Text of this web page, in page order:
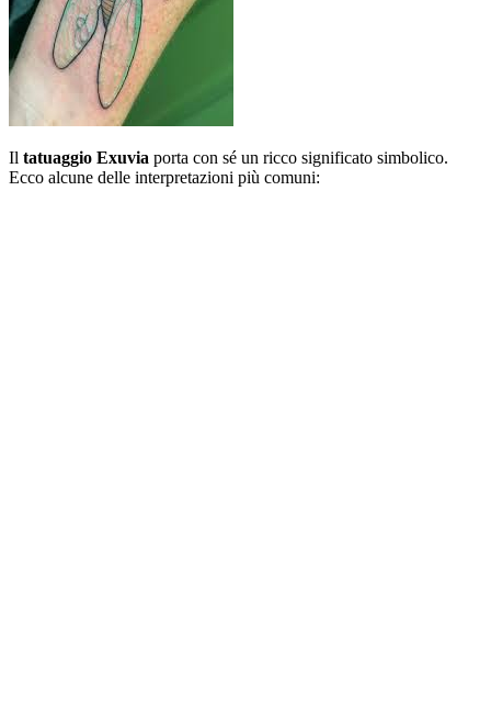
Il tatuaggio Exuvia porta con sé un ricco significato simbolico.
Ecco alcune delle interpretazioni più comuni: